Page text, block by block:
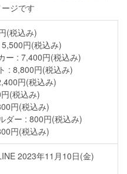
ジです
(税込み)
円(税込み)
ー : 7,400円(税込み)
: 8,800円(税込み)
円(税込み)
(税込み)
円(税込み)
ダー : 800円(税込み)
円(税込み)
2023年11月10日(金)